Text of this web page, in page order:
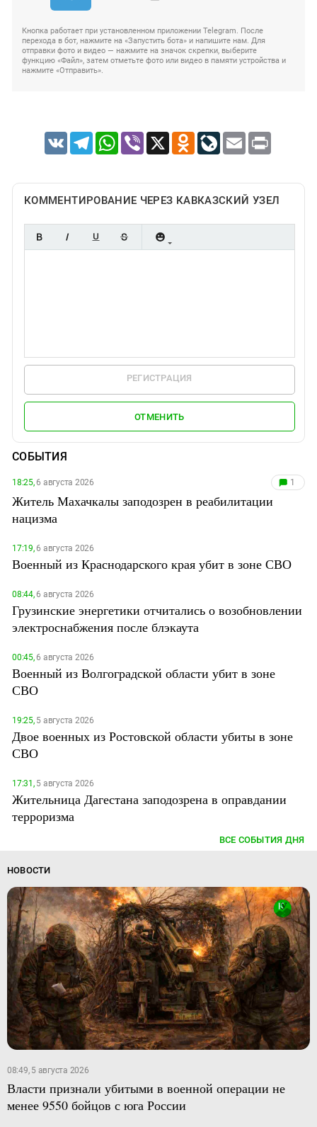
Кнопка работает при установленном приложении Telegram. После
перехода в бот, нажмите на «Запустить бота» и напишите нам. Для
отправки фото и видео — нажмите на значок скрепки, выберите
функцию «Файл», затем отметьте фото или видео в памяти устройства и
нажмите «Отправить».
VK TelegramWhatsApp
Viber X Odnoklassniki
LiveJournal
Email Print
КОММЕНТИРОВАНИЕ ЧЕРЕЗ КАВКАЗСКИЙ УЗЕЛ
РЕГИСТРАЦИЯ
ОТМЕНИТЬ
СОБЫТИЯ
18:25,6 августа 2026 1
Житель Махачкалы заподозрен в реабилитации
нацизма
17:19,6 августа 2026
Военный из Краснодарского края убит в зоне СВО
08:44,6 августа 2026
Грузинские энергетики отчитались о возобновлении
электроснабжения после блэкаута
00:45,6 августа 2026
Военный из Волгоградской области убит в зоне
СВО
19:25,5 августа 2026
Двое военных из Ростовской области убиты в зоне
СВО
17:31,5 августа 2026
Жительница Дагестана заподозрена в оправдании
терроризма
ВСЕ СОБЫТИЯ ДНЯ
НОВОСТИ
08:49, 5 августа 2026
Власти признали убитыми в военной операции не
менее 9550 бойцов с юга России